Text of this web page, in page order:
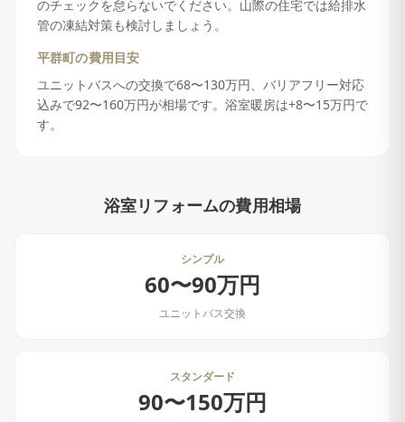
のチェックを怠らないでください。山際の住宅では給排水
管の凍結対策も検討しましょう。
平群町の費用目安
ユニットバスへの交換で68〜130万円、バリアフリー対応
込みで92〜160万円が相場です。浴室暖房は+8〜15万円で
す。
浴室リフォームの費用相場
シンプル
60〜90万円
ユニットバス交換
スタンダード
90〜150万円